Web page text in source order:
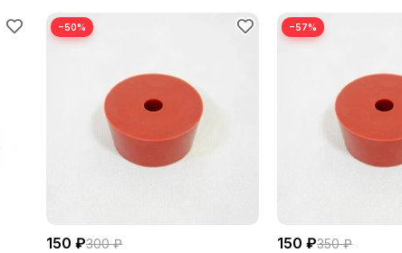
−50%
150 ₽300 ₽
−57%
150 ₽350 ₽